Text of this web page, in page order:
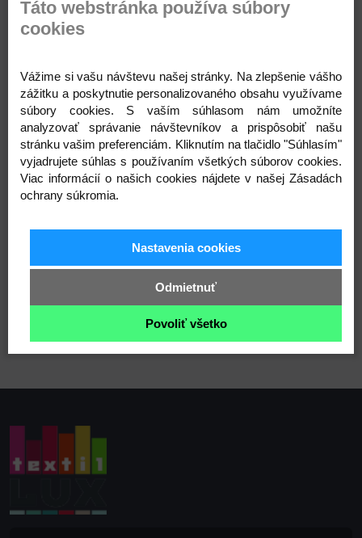
vyšívacie pero pre hrubšie
Dĺžka:
20,5 cm
Priemer ihly:
5 mm
3,79 €
Skladom
na vyšívanie
Dĺžka:
13 cm
Priemer ihly:
1,3; 1,6; 2 mm
10,53 €
Kód: 040248
Táto webstránka používa súbory
cookies
Vážime si vašu návštevu našej stránky. Na zlepšenie vášho
zážitku a poskytnutie personalizovaného obsahu využívame
súbory cookies. S vaším súhlasom nám umožníte
analyzovať správanie návštevníkov a prispôsobiť našu
stránku vašim preferenciám. Kliknutím na tlačidlo "Súhlasím"
vyjadrujete súhlas s používaním všetkých súborov cookies.
Viac informácií o našich cookies nájdete v našej Zásadách
ochrany súkromia.
Nastavenia cookies
Odmietnuť
Povoliť všetko